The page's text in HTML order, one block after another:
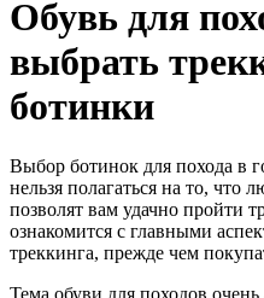
Обувь для
выбрать
ботинки
Выбор ботинок для похода в
нельзя полагаться на то, что
позволят вам удачно пройти
ознакомится с главными
треккинга, прежде чем
Тема обуви для походов